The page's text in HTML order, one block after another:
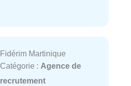
Fidérim Martinique
Catégorie : Agence de
recrutement